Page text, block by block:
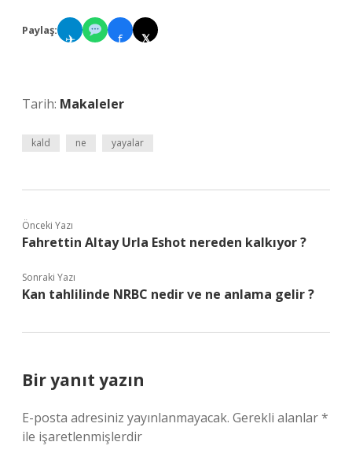
Paylaş:
✈ f 𝕏
Tarih: Makaleler
kald ne yayalar
Önceki Yazı
Fahrettin Altay Urla Eshot nereden kalkıyor ?
Sonraki Yazı
Kan tahlilinde NRBC nedir ve ne anlama gelir ?
Bir yanıt yazın
E-posta adresiniz yayınlanmayacak. Gerekli alanlar*
ile işaretlenmişlerdir